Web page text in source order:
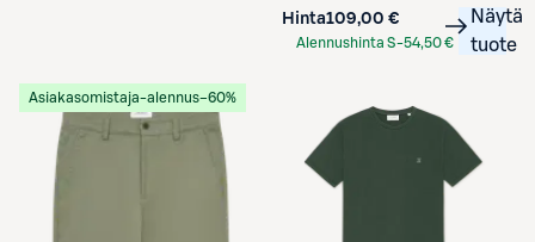
Hinta109,00 €
Alennushinta S-54,50 €
Näytä
tuote
Asiakasomistaja-alennus−60%